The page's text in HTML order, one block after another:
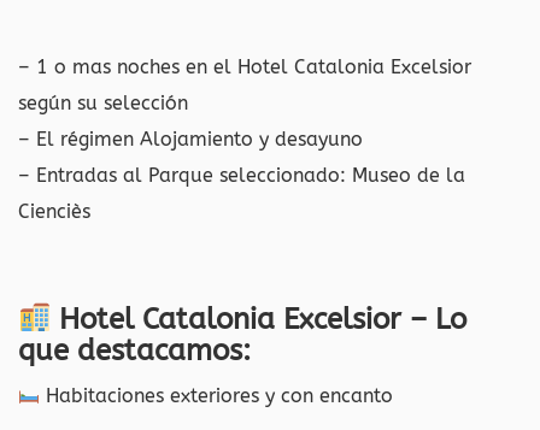
– 1 o mas noches en el Hotel Catalonia Excelsior
según su selección
– El régimen Alojamiento y desayuno
– Entradas al Parque seleccionado: Museo de la
Cienciès
Hotel Catalonia Excelsior – Lo
que destacamos:
Habitaciones exteriores y con encanto